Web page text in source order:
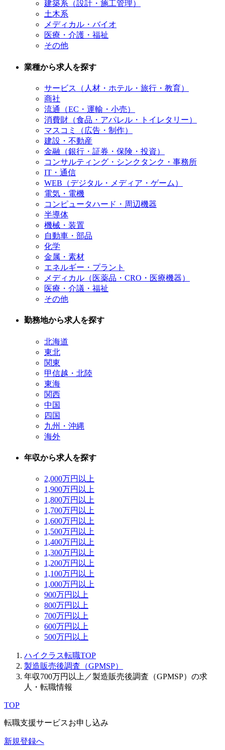
建築系（設計・施工管理）
土木系
メディカル・バイオ
医療・介護・福祉
その他
業種から求人を探す
サービス（人材・ホテル・旅行・教育）
商社
流通（EC・運輸・小売）
消費財（食品・アパレル・トイレタリー）
マスコミ（広告・制作）
建設・不動産
金融（銀行・証券・保険・投資）
コンサルティング・シンクタンク・事務所
IT・通信
WEB（デジタル・メディア・ゲーム）
電気・電機
コンピュータハード・周辺機器
半導体
機械・装置
自動車・部品
化学
金属・素材
エネルギー・プラント
メディカル（医薬品・CRO・医療機器）
医療・介議・福祉
その他
勤務地から求人を探す
北海道
東北
関東
甲信越・北陸
東海
関西
中国
四国
九州・沖縄
海外
年収から求人を探す
2,000万円以上
1,900万円以上
1,800万円以上
1,700万円以上
1,600万円以上
1,500万円以上
1,400万円以上
1,300万円以上
1,200万円以上
1,100万円以上
1,000万円以上
900万円以上
800万円以上
700万円以上
600万円以上
500万円以上
ハイクラス転職TOP
製造販売後調査（GPMSP）
年収700万円以上／製造販売後調査（GPMSP）の求
人・転職情報
TOP
転職支援サービスお申し込み
新規登録へ